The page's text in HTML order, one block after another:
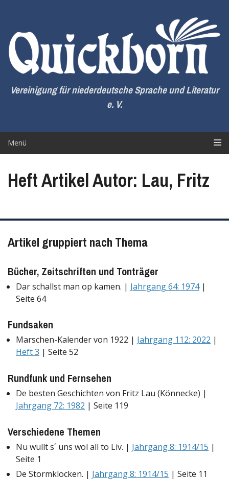
springen
Vereinigung für niederdeutsche Sprache und Literatur
e. V.
Menü
Heft Artikel Autor: Lau, Fritz
Artikel gruppiert nach Thema
Bücher, Zeitschriften und Tonträger
Dar schallst man op kamen. | Jahrgang 64: 1974|
Seite 64
Fundsaken
Marschen-Kalender von 1922 | Jahrgang 112: 2022 |
Heft 3 | Seite 52
Rundfunk und Fernsehen
De besten Geschichten von Fritz Lau (Könnecke) |
Jahrgang 72: 1982 | Seite 119
Verschiedene Themen
Nu wüllt s´ uns wol all to Liv. | Jahrgang 8: 1914/15 |
Seite 1
De Stormklocken. | Jahrgang 8: 1914/15 | Seite 11